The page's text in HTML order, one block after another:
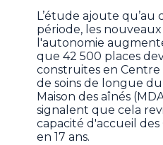
L’étude ajoute qu’au
période, les
l'autonomie
que 42 500 places
construites en
de soins de longue
Maison des aînés
signalent que cela
capacité d'accueil des
en 17 ans.